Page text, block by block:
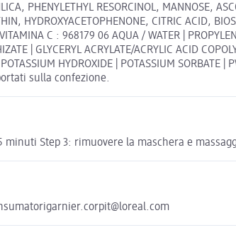
PHENYLETHYL RESORCINOL, MANNOSE,
HYDROXYACETOPHENONE, CITRIC ACID,
C : 968179 06 AQUA / WATER |
| GLYCERYL ACRYLATE/ACRYLIC ACID
HYDROXIDE | POTASSIUM SORBATE
sulla confezione.
Step 3: rimuovere la maschera e